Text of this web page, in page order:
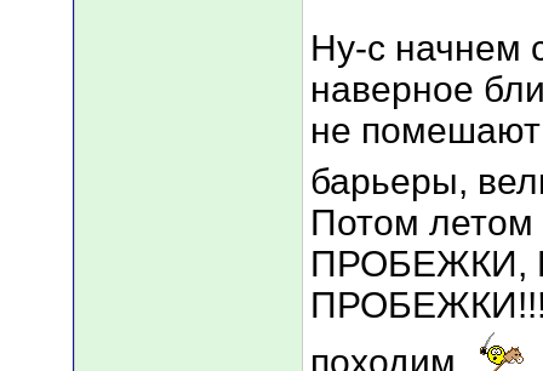
Ну-с начнем
наверное
не помешают
барьеры,
Потом
ПРОБЕЖКИ,
ПРОБЕЖКИ!!!
походим